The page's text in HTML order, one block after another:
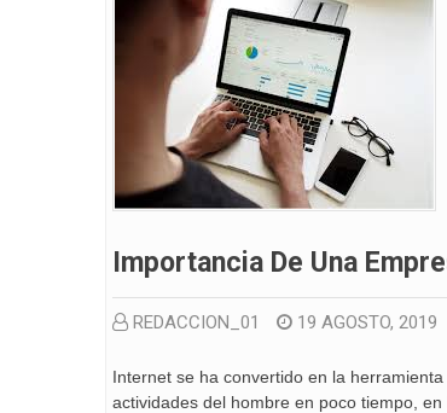
Importancia De Una
REDACCION_01 19 AGOSTO, 2019
Internet se ha convertido en la
actividades del hombre en poco tiempo,